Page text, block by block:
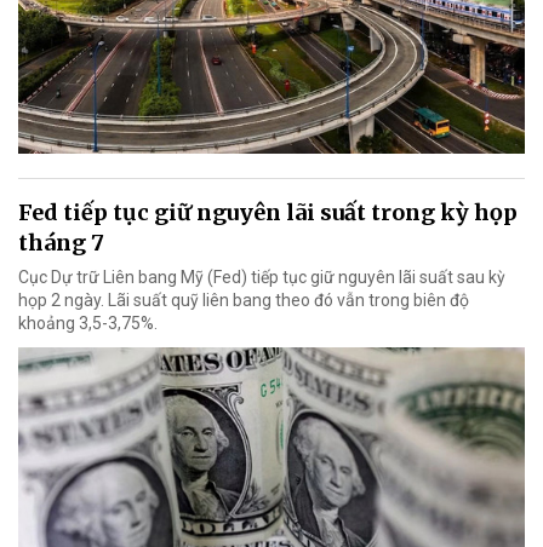
Fed tiếp tục giữ nguyên lãi suất trong kỳ họp
tháng 7
Cục Dự trữ Liên bang Mỹ (Fed) tiếp tục giữ nguyên lãi suất sau kỳ
họp 2 ngày. Lãi suất quỹ liên bang theo đó vẫn trong biên độ
khoảng 3,5-3,75%.